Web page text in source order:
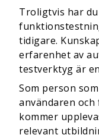
Troligtvis har
tidigare.
erfarenhet av
testverktyg är
Som person
användaren och
kommer
relevant